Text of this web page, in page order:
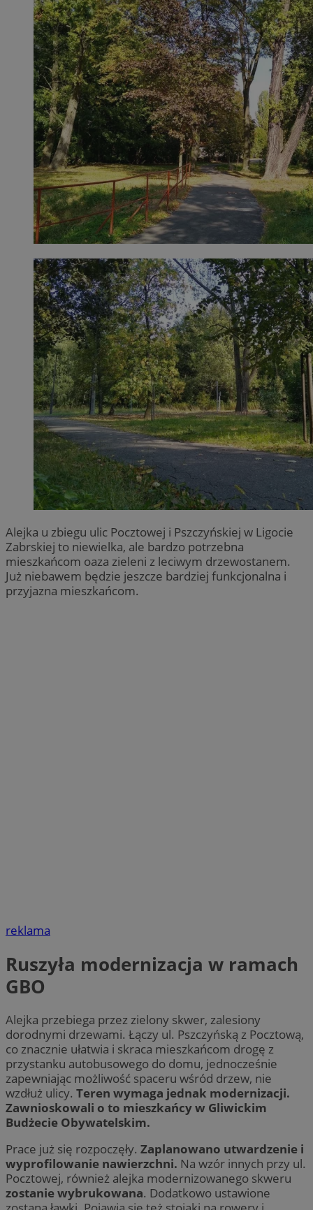
Alejka u zbiegu ulic Pocztowej i Pszczyńskiej w Ligocie
Zabrskiej to niewielka, ale bardzo potrzebna
mieszkańcom oaza zieleni z leciwym drzewostanem.
Już niebawem będzie jeszcze bardziej funkcjonalna i
przyjazna mieszkańcom.
reklama
Ruszyła modernizacja w ramach
GBO
Alejka przebiega przez zielony skwer, zalesiony
dorodnymi drzewami. Łączy ul. Pszczyńską z Pocztową,
co znacznie ułatwia i skraca mieszkańcom drogę z
przystanku autobusowego do domu, jednocześnie
zapewniając możliwość spaceru wśród drzew, nie
wzdłuż ulicy. Teren wymaga jednak modernizacji.
Zawnioskowali o to mieszkańcy w Gliwickim
Budżecie Obywatelskim.
Prace już się rozpoczęły. Zaplanowano utwardzenie i
wyprofilowanie nawierzchni. Na wzór innych przy ul.
Pocztowej, również alejka modernizowanego skweru
zostanie wybrukowana. Dodatkowo ustawione